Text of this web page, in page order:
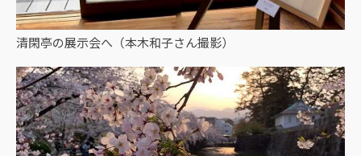
清閑亭の展示会へ（本木和子さん撮影）